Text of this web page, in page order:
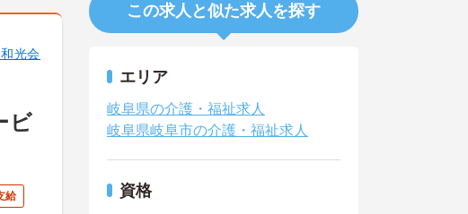
光会
ビ
給
この求人と似た求人を探す
エリア
岐阜県の介護・福祉求人
岐阜県岐阜市の介護・福祉求人
資格